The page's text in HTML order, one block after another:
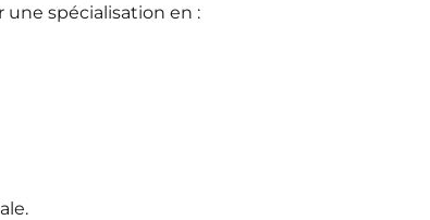
spécialisation en :